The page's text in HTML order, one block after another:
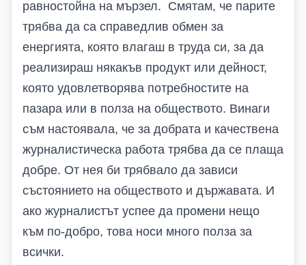
равностойна на мързел. Смятам, че парите
трябва да са справедлив обмен за
енергията, която влагаш в труда си, за да
реализираш някакъв продукт или дейност,
която удовлетворява потребностите на
пазара или в полза на обществото. Винаги
съм настоявала, че за добрата и качествена
журналистическа работа трябва да се плаща
добре. От нея би трябвало да зависи
състоянието на обществото и държавата. И
ако журналистът успее да промени нещо
към по-добро, това носи много полза за
всички.